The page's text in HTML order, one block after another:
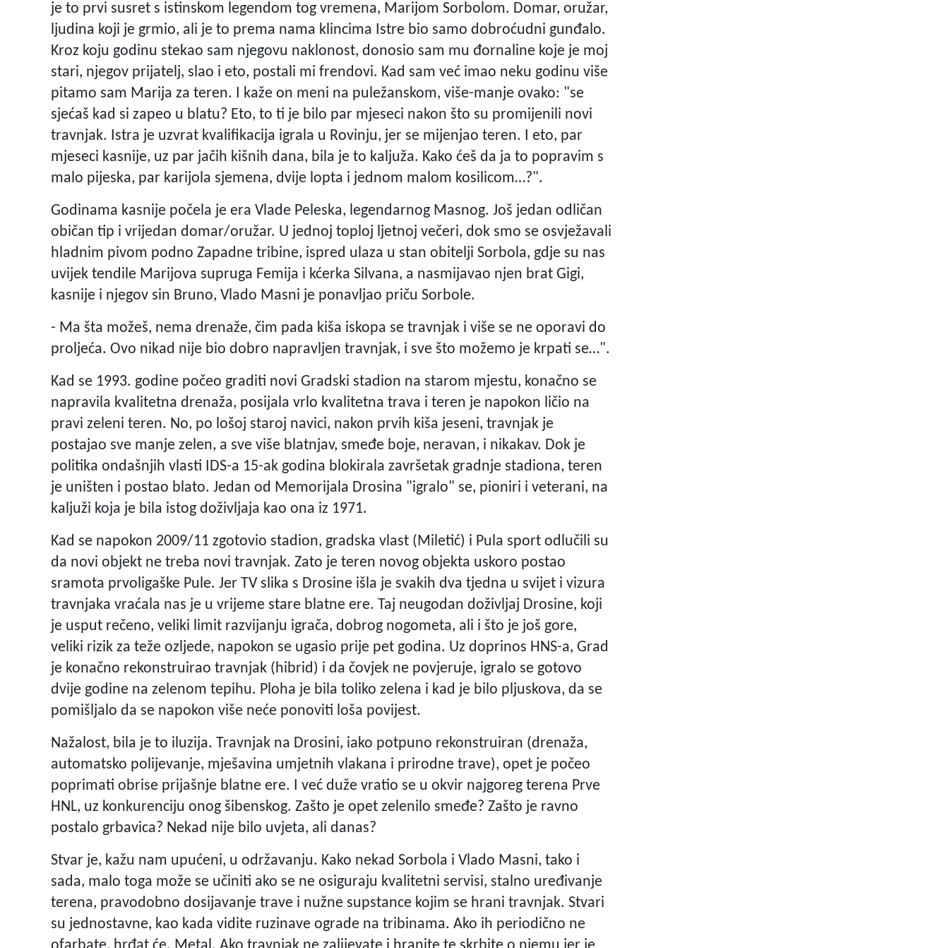
je to prvi susret s istinskom legendom tog vremena, Marijom Sorbolom. Domar, oružar,
ljudina koji je grmio, ali je to prema nama klincima Istre bio samo dobroćudni gunđalo.
Kroz koju godinu stekao sam njegovu naklonost, donosio sam mu đornaline koje je moj
stari, njegov prijatelj, slao i eto, postali mi frendovi. Kad sam već imao neku godinu više
pitamo sam Marija za teren. I kaže on meni na puležanskom, više-manje ovako: "se
sjećaš kad si zapeo u blatu? Eto, to ti je bilo par mjeseci nakon što su promijenili novi
travnjak. Istra je uzvrat kvalifikacija igrala u Rovinju, jer se mijenjao teren. I eto, par
mjeseci kasnije, uz par jačih kišnih dana, bila je to kaljuža. Kako ćeš da ja to popravim s
malo pijeska, par karijola sjemena, dvije lopta i jednom malom kosilicom…?".
Godinama kasnije počela je era Vlade Peleska, legendarnog Masnog. Još jedan odličan
običan tip i vrijedan domar/oružar. U jednoj toploj ljetnoj večeri, dok smo se osvježavali
hladnim pivom podno Zapadne tribine, ispred ulaza u stan obitelji Sorbola, gdje su nas
uvijek tendile Marijova supruga Femija i kćerka Silvana, a nasmijavao njen brat Gigi,
kasnije i njegov sin Bruno, Vlado Masni je ponavljao priču Sorbole.
- Ma šta možeš, nema drenaže, čim pada kiša iskopa se travnjak i više se ne oporavi do
proljeća. Ovo nikad nije bio dobro napravljen travnjak, i sve što možemo je krpati se…".
Kad se 1993. godine počeo graditi novi Gradski stadion na starom mjestu, konačno se
napravila kvalitetna drenaža, posijala vrlo kvalitetna trava i teren je napokon ličio na
pravi zeleni teren. No, po lošoj staroj navici, nakon prvih kiša jeseni, travnjak je
postajao sve manje zelen, a sve više blatnjav, smeđe boje, neravan, i nikakav. Dok je
politika ondašnjih vlasti IDS-a 15-ak godina blokirala završetak gradnje stadiona, teren
je uništen i postao blato. Jedan od Memorijala Drosina "igralo" se, pioniri i veterani, na
kaljuži koja je bila istog doživljaja kao ona iz 1971.
Kad se napokon 2009/11 zgotovio stadion, gradska vlast (Miletić) i Pula sport odlučili su
da novi objekt ne treba novi travnjak. Zato je teren novog objekta uskoro postao
sramota prvoligaške Pule. Jer TV slika s Drosine išla je svakih dva tjedna u svijet i vizura
travnjaka vraćala nas je u vrijeme stare blatne ere. Taj neugodan doživljaj Drosine, koji
je usput rečeno, veliki limit razvijanju igrača, dobrog nogometa, ali i što je još gore,
veliki rizik za teže ozljede, napokon se ugasio prije pet godina. Uz doprinos HNS-a, Grad
je konačno rekonstruirao travnjak (hibrid) i da čovjek ne povjeruje, igralo se gotovo
dvije godine na zelenom tepihu. Ploha je bila toliko zelena i kad je bilo pljuskova, da se
pomišljalo da se napokon više neće ponoviti loša povijest.
Nažalost, bila je to iluzija. Travnjak na Drosini, iako potpuno rekonstruiran (drenaža,
automatsko polijevanje, mješavina umjetnih vlakana i prirodne trave), opet je počeo
poprimati obrise prijašnje blatne ere. I već duže vratio se u okvir najgoreg terena Prve
HNL, uz konkurenciju onog šibenskog. Zašto je opet zelenilo smeđe? Zašto je ravno
postalo grbavica? Nekad nije bilo uvjeta, ali danas?
Stvar je, kažu nam upućeni, u održavanju. Kako nekad Sorbola i Vlado Masni, tako i
sada, malo toga može se učiniti ako se ne osiguraju kvalitetni servisi, stalno uređivanje
terena, pravodobno dosijavanje trave i nužne supstance kojim se hrani travnjak. Stvari
su jednostavne, kao kada vidite ruzinave ograde na tribinama. Ako ih periodično ne